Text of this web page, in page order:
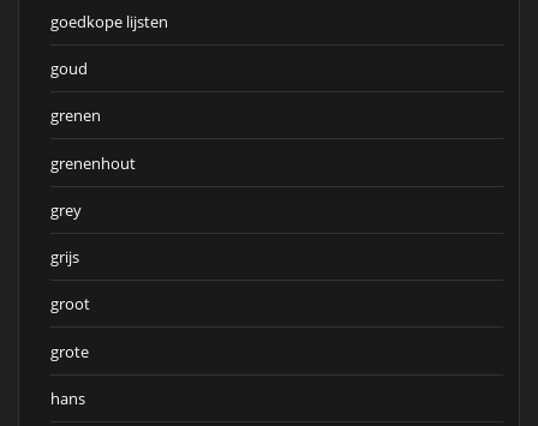
goedkope lijsten
goud
grenen
grenenhout
grey
grijs
groot
grote
hans